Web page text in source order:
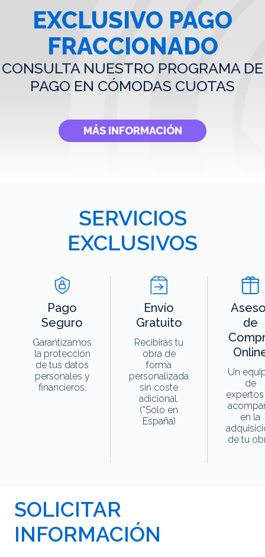
EXCLUSIVO PAGO
FRACCIONADO
CONSULTA NUESTRO PROGRAMA DE
PAGO EN CÓMODAS CUOTAS
MÁS INFORMACIÓN
SERVICIOS
EXCLUSIVOS
Pago
Seguro
Garantizamos
la protección
de tus datos
personales y
financieros.
Envío
Gratuito
Recibirás tu
obra de
forma
personalizada
sin coste
adicional.
(*Solo en
España)
de
Un
de
en la
de tu
SOLICITAR
INFORMACIÓN